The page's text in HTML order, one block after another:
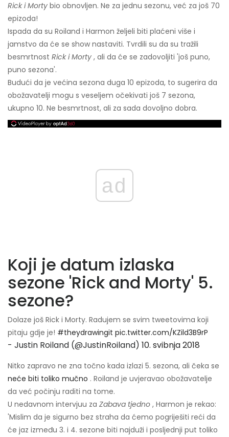
Rick i Morty bio obnovljen. Ne za jednu sezonu, već za još 70
epizoda!
Ispada da su Roiland i Harmon željeli biti plaćeni više i
jamstvo da će se show nastaviti. Tvrdili su da su tražili
besmrtnost Rick i Morty , ali da će se zadovoljiti 'još puno,
puno sezona'.
Budući da je većina sezona duga 10 epizoda, to sugerira da
obožavatelji mogu s veseljem očekivati ​​još 7 sezona,
ukupno 10. Ne besmrtnost, ali za sada dovoljno dobra.
ad
Koji je datum izlaska
sezone 'Rick and Morty' 5.
sezone?
Dolaze još Rick i Morty. Radujem se svim tweetovima koji
pitaju gdje je! #theydrawingit pic.twitter.com/KZild3B9rP
- Justin Roiland (@JustinRoiland) 10. svibnja 2018
Nitko zapravo ne zna točno kada izlazi 5. sezona, ali čeka se
neće biti toliko mučno . Roiland je uvjeravao obožavatelje
da već počinju raditi na tome.
U nedavnom intervjuu za Zabava tjedno , Harmon je rekao:
'Mislim da je sigurno bez straha da ćemo pogriješiti reći da
će jaz između 3. i 4. sezone biti najduži i posljednji put toliko